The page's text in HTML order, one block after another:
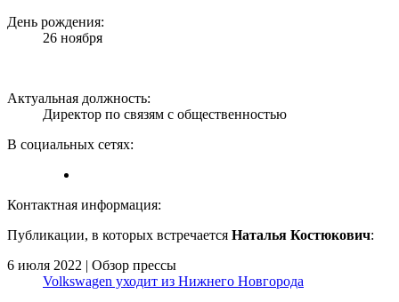
День рождения:
26 ноября
Актуальная должность:
Директор по связям с общественностью
В социальных сетях:
Контактная информация:
Публикации, в которых встречается Наталья Костюкович:
6 июля 2022 | Обзор прессы
Volkswagen уходит из Нижнего Новгорода